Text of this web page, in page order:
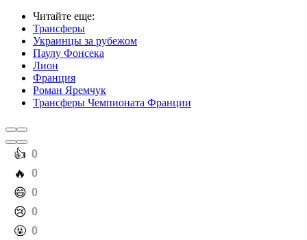
Читайте еще:
Трансферы
Украинцы за рубежом
Паулу Фонсека
Лион
Франция
Роман Яремчук
Трансферы Чемпионата Франции
️👍 0
️🔥 0
️😄 0
️😢 0
️🤬 0